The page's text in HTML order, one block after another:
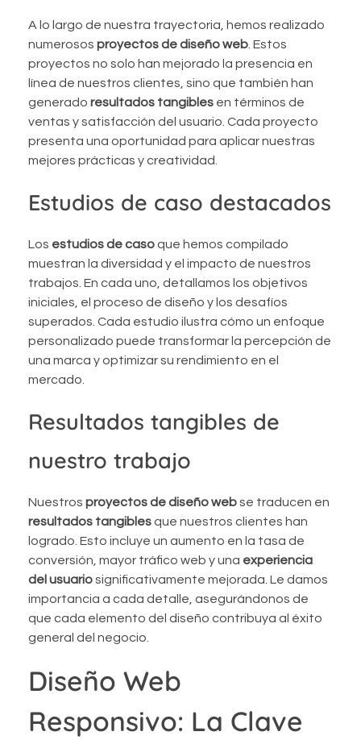
A lo largo de nuestra trayectoria, hemos realizado
numerosos proyectos de diseño web . Estos
proyectos no solo han mejorado la presencia en
línea de nuestros clientes, sino que también han
generado resultados tangibles en términos de
ventas y satisfacción del usuario. Cada proyecto
presenta una oportunidad para aplicar nuestras
mejores prácticas y creatividad.
Estudios de caso destacados
Los estudios de casoque hemos compilado
muestran la diversidad y el impacto de nuestros
trabajos. En cada uno, detallamos los objetivos
iniciales, el proceso de diseño y los desafíos
superados. Cada estudio ilustra cómo un enfoque
personalizado puede transformar la percepción de
una marca y optimizar su rendimiento en el
mercado.
Resultados tangibles de
nuestro trabajo
Nuestros proyectos de diseño webse traducen en
resultados tangiblesque nuestros clientes han
logrado. Esto incluye un aumento en la tasa de
conversión, mayor tráfico web y una experiencia
del usuariosignificativamente mejorada. Le damos
importancia a cada detalle, asegurándonos de
que cada elemento del diseño contribuya al éxito
general del negocio.
Diseño Web
Responsivo: La Clave